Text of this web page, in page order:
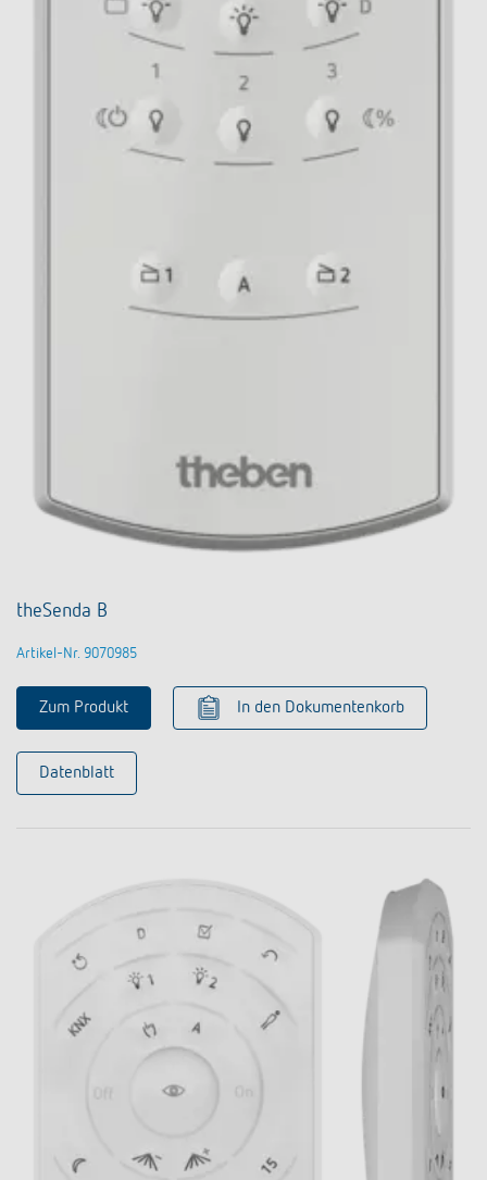
theSenda B
Artikel-Nr. 9070985
Zum Produkt In den Dokumentenkorb
Datenblatt